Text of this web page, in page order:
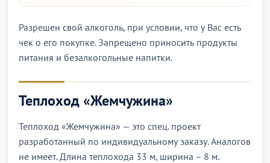
Разрешен свой алкоголь, при условии, что у Вас есть
чек о его покупке. Запрещено приносить продукты
питания и безалкогольные напитки.
Теплоход «Жемчужина»
Теплоход «Жемчужина» — это спец. проект
разработанный по индивидуальному заказу. Аналогов
не имеет. Длина теплохода 33 м, ширина – 8 м.